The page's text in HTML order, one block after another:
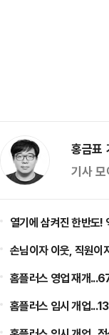
홍금
기사
열기에 삼켜진 한반도!
손님이자 이웃, 직원이
홈플러스 영업 재개
홈플러스 임시 개업